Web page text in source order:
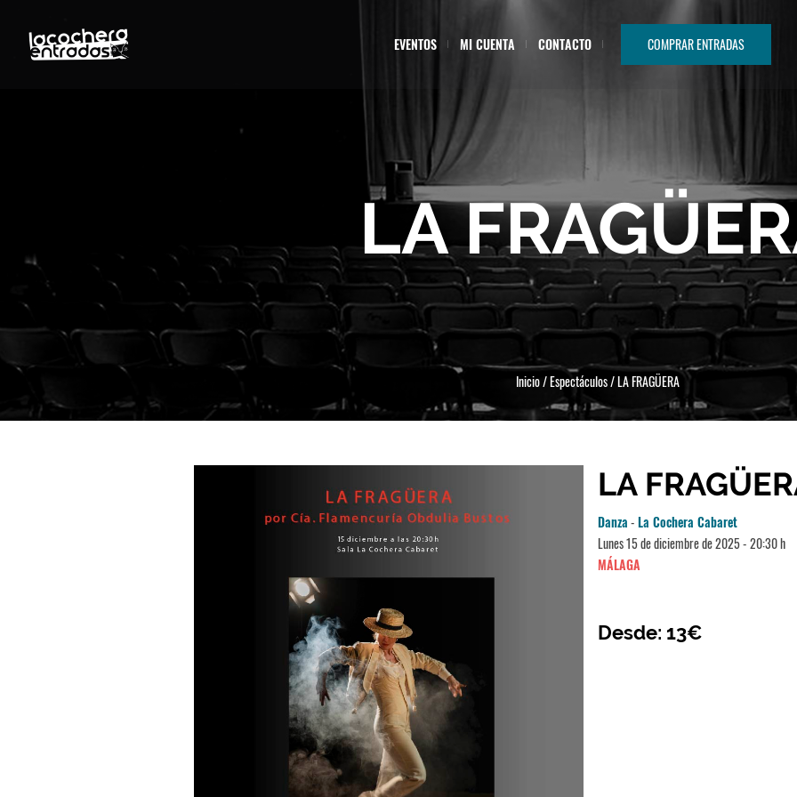
EVENTOS MI CUENTA CONTACTO COMPRAR ENTRADAS
LA
Inicio/Espectáculos/LA FRAGÜERA
LA
Danza-La Cochera Cabaret
Lunes 15 de diciembre de 2025 - 20:30 h
MÁLAGA
Desde: 13€